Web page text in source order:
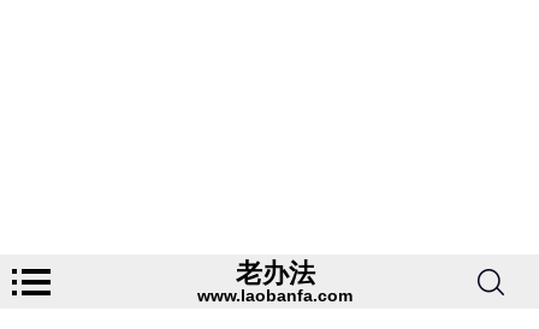
老办法
www.laobanfa.com